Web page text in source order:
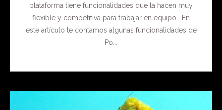
plataforma tiene funcionalidades que la hacen muy
flexible y competitiva para trabajar en equipo. En
este artículo te contamos algunas funcionalidades de
Po...